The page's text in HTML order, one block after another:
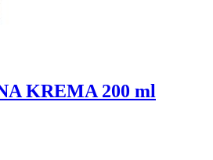
KREMA 200 ml